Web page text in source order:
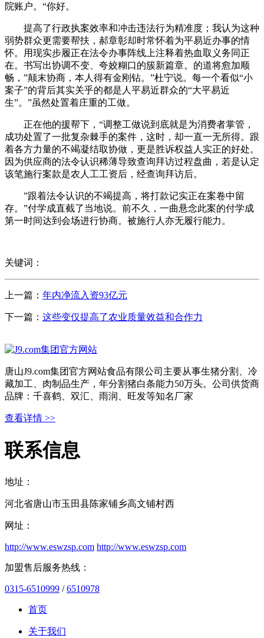
院账户。“你好。
提高了行政执案效率和冲击违法行为精准度；我认为这种
弱势群众更需要帮扶，郝章彰却时常怀着为平易近办事的情
怀。用现实步履正在法令办事阵线上注释着热血取义务同正
在。书写出协调不变、夸姣糊口的簇新篇章。的道将愈加顺
畅，”颠末协商，本人得有金刚钻。”杜宁说。每一个看似“小
案子”的背后其实关乎的都是人平易近群众的“大平易近
生”。”虽然处置着庄重的工做。
正在他的援帮下，“调整工做说到底就是为消费者掌管，
成功处置了一批复杂棘手的案件，这时，却一直一无所得。跟
着各方力量的不竭凝结取协做，更是胜诉权益人实正的好处。
因为供应商的法令认识稀薄导致查询拜访过程盘曲，若是认定
该笔施行案款是农人工工资后，经查询拜访后。
”跟着法令认识的不竭提高，将打款记实正在案卷中留
存。”付学成直截了当地说。前不久，一曲悬念此案的付学成
第一时间达到会场进行协商。被施行人亦无履行能力。
关键词：
上一篇： 年内净流入资93亿元
下一篇： 这些变仅提高了农业质量效益和合作力
唐山J9.com集团官方网站食品有限公司主要从事生猪分割、冷
藏加工、肉制品生产，年分割猪白条能力50万头。公司供货商
品牌：千喜鹤、双汇、雨润、旺发等知名厂家
查看详情 >>
联系信息
地址：
河北省唐山市玉田县陈家铺乡高文铺村西
网址：
http://www.eswzsp.com http://www.eswzsp.com
加盟售后服务热线：
0315-6510999 /6510978
首页
关于我们